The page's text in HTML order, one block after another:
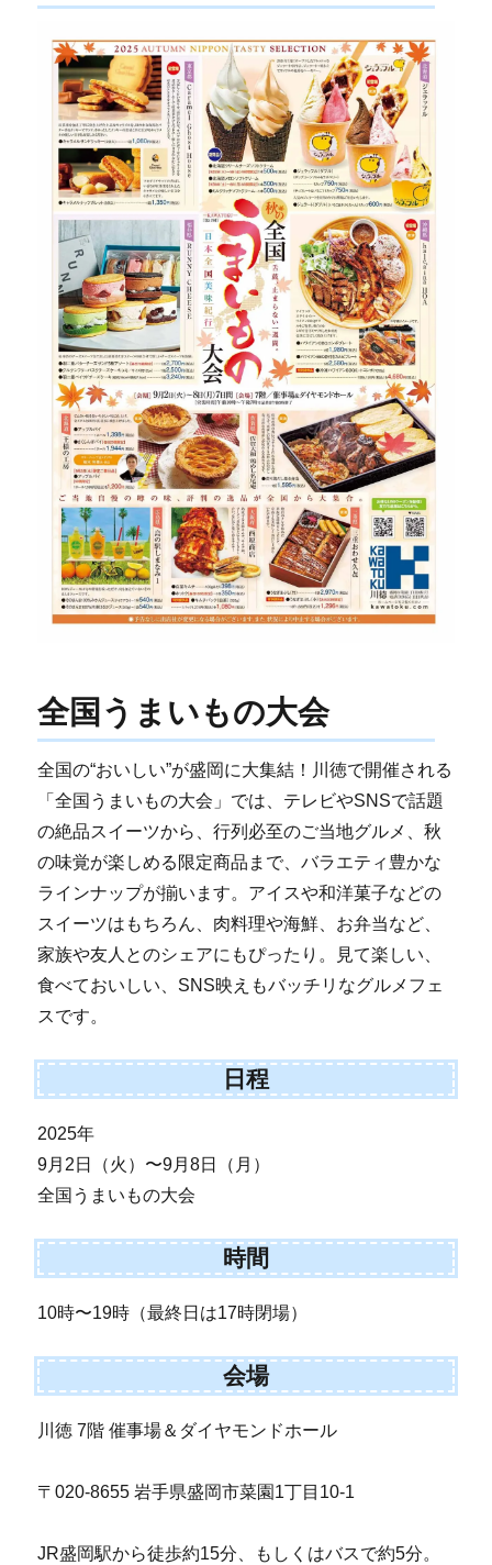
全国うまいもの大会
全国の“おいしい”が盛岡に大集結！川徳で開催される
「全国うまいもの大会」では、テレビやSNSで話題
の絶品スイーツから、行列必至のご当地グルメ、秋
の味覚が楽しめる限定商品まで、バラエティ豊かな
ラインナップが揃います。アイスや和洋菓子などの
スイーツはもちろん、肉料理や海鮮、お弁当など、
家族や友人とのシェアにもぴったり。見て楽しい、
食べておいしい、SNS映えもバッチリなグルメフェ
スです。
日程
2025年
9月2日（火）〜9月8日（月）
全国うまいもの大会
時間
10時〜19時（最終日は17時閉場）
会場
川徳 7階 催事場＆ダイヤモンドホール
〒020-8655 岩手県盛岡市菜園1丁目10-1
JR盛岡駅から徒歩約15分、もしくはバスで約5分。